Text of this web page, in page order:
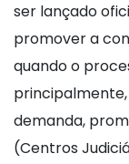
ser lançado
promover a
quando o
demanda,
(Centros